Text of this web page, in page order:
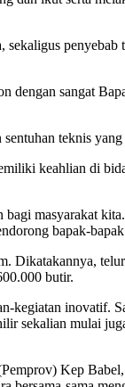
sangat
teknis
keahlian di
masyarakat
bapak-
Dikatakannya,
butir.
inovatif.
sekalian mulai
Kep